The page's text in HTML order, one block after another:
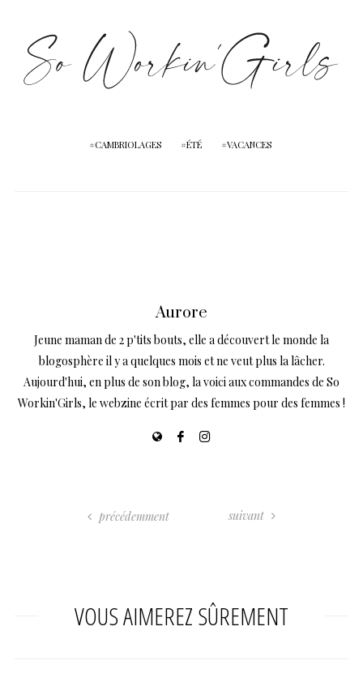
CAMBRIOLAGES ÉTÉ VACANCES
Aurore
Jeune maman de 2 p'tits bouts, elle a découvert le monde la
blogosphère il y a quelques mois et ne veut plus la lâcher.
Aujourd'hui, en plus de son blog, la voici aux commandes de So
Workin'Girls, le webzine écrit par des femmes pour des femmes !
précédemment suivant
VOUS AIMEREZ SÛREMENT